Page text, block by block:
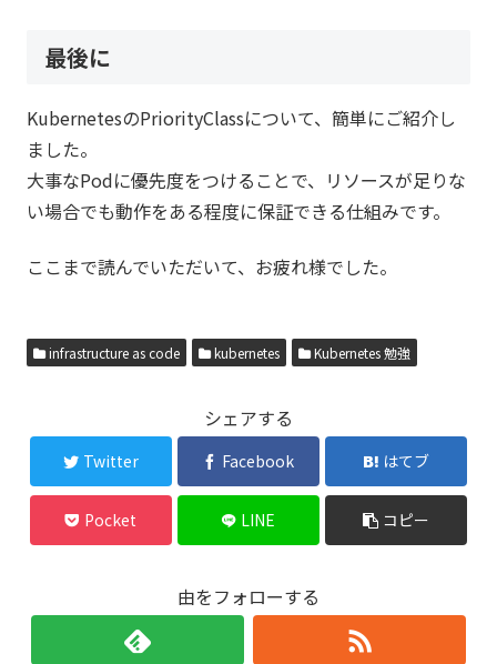
最後に
KubernetesのPriorityClassについて、簡単にご紹介し
ました。
大事なPodに優先度をつけることで、リソースが足りな
い場合でも動作をある程度に保証できる仕組みです。
ここまで読んでいただいて、お疲れ様でした。
infrastructure as code kubernetes Kubernetes 勉強
シェアする
Twitter Facebook はてブ
Pocket LINE コピー
由をフォローする